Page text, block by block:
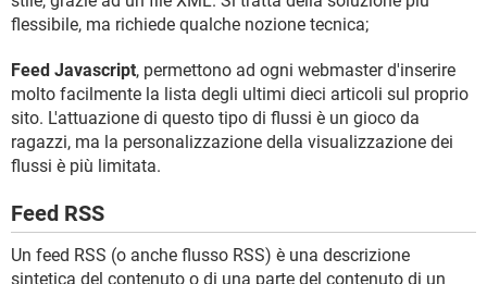
flessibile, ma richiede qualche nozione tecnica;
Feed Javascript, permettono ad ogni webmaster d'inserire
molto facilmente la lista degli ultimi dieci articoli sul proprio
sito. L'attuazione di questo tipo di flussi è un gioco da
ragazzi, ma la personalizzazione della visualizzazione dei
flussi è più limitata.
Feed RSS
Un feed RSS (o anche flusso RSS) è una descrizione
sintetica del contenuto o di una parte del contenuto di un